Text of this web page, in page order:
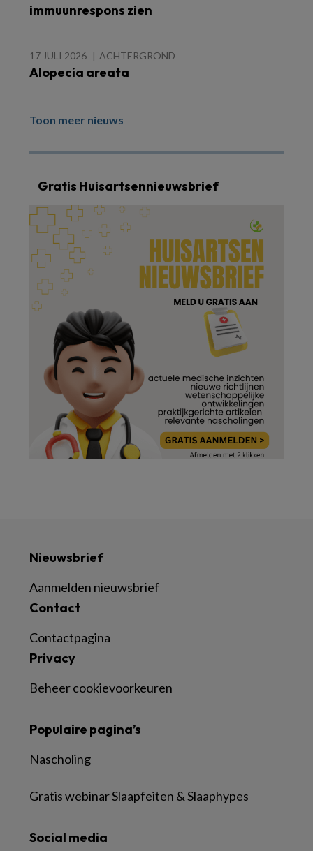
immuunrespons zien
17 JULI 2026 ACHTERGROND
Alopecia areata
Toon meer nieuws
Gratis Huisartsennieuwsbrief
Nieuwsbrief
Aanmelden nieuwsbrief
Contact
Contactpagina
Privacy
Beheer cookievoorkeuren
Populaire pagina’s
Nascholing
Gratis webinar Slaapfeiten & Slaaphypes
Social media